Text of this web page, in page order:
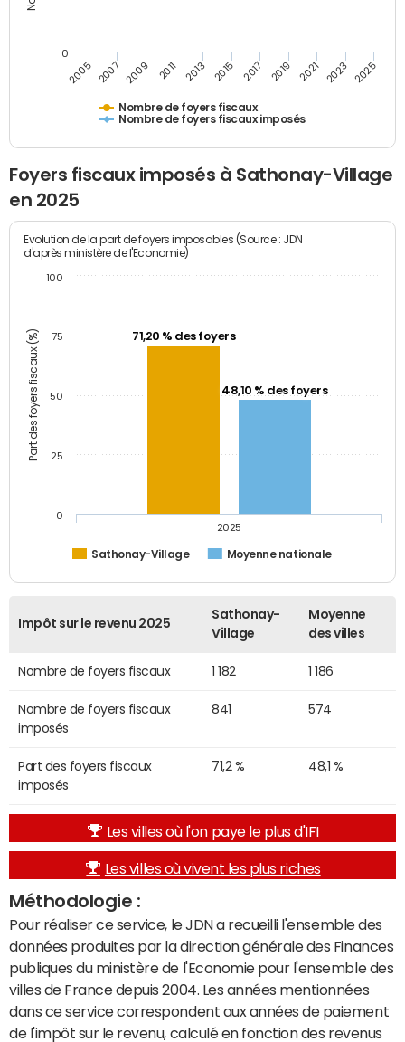
Nombre de foyers fiscaux
Nombre de foyers fiscaux imposés
2005 2007 2009 2011 2013 2015 2017 2019 2021 2023 2025
0
Foyers fiscaux imposés à Sathonay-Village
en 2025
Part des foyers fiscaux (%)
Evolution de la part de foyers imposables (Source : JDN
d'après ministère de l'Economie)
71,20 % des foyers
48,10 % des foyers
Sathonay-Village Moyenne nationale
2025
0
25
50
75
100
Impôt sur le revenu 2025
Sathonay-
Village
Moyenne
des villes
Nombre de foyers fiscaux 1 182 1 186
Nombre de foyers fiscaux
imposés
841 574
Part des foyers fiscaux
imposés
71,2 % 48,1 %
Les villes où l'on paye le plus d'IFI
Les villes où vivent les plus riches
Méthodologie :
Pour réaliser ce service, le JDN a recueilli l'ensemble des
données produites par la direction générale des Finances
publiques du ministère de l'Economie pour l'ensemble des
villes de France depuis 2004. Les années mentionnées
dans ce service correspondent aux années de paiement
de l'impôt sur le revenu, calculé en fonction des revenus